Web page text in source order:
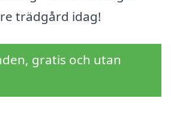
trädgård idag!
gratis och utan